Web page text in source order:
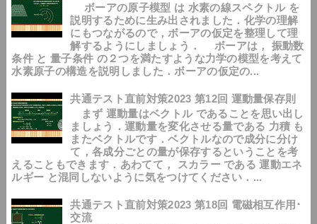
ボーアの原子模型 は 水素の線スペクトル を
説明するために生み出されました．化学の理解
にもつながるので，ボーアの仮定を整理して理
解するようにしましょう． ボーアは， 振動数
条件 と 量子条件 の２つを満たすような力学の模型を考えて
水素原子の構造を説明しました．ボーアの仮定の...
共通テスト直前対策2023 第12回 運動量保存則
まず 運動量はベクトル であることを思い出し
ましょう．運動量を変化させる量である 力積 も
またベクトルです．ベクトルなので成分に分け
て，各成分ごとの量が保存するということを考
えることもできます．あわてて， スカラー である 運動エネ
ルギー と混同しないように気をつけてください．...
共通テスト直前対策2023 第18回 電磁相互作用･
交流